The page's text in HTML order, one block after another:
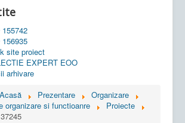
site proiect
EXPERT EOO
arhivare
Acasă Prezentare
Organizare
organizare si functioanre
Proiecte